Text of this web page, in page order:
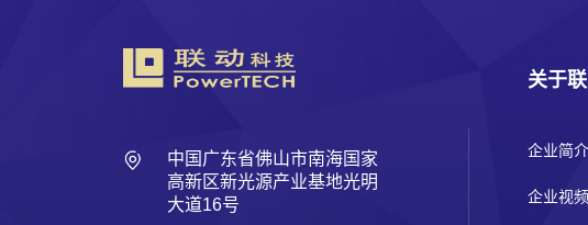
中国广东省佛山市南海国家
高新区新光源产业基地光明
大道16号
关于
企业简介
企业视频